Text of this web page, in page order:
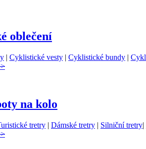
oblečení
| Cyklistické vesty | Cyklistické bundy |
na kolo
tretry | Dámské tretry | Silniční tretry|